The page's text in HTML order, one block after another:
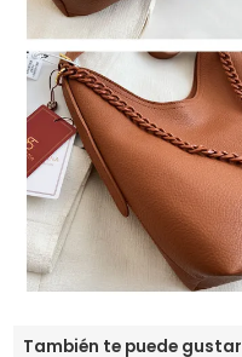
También te puede gustar